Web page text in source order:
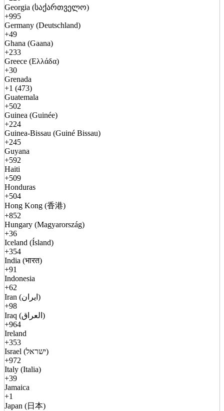
Georgia (საქართველო)
+995
Germany (Deutschland)
+49
Ghana (Gaana)
+233
Greece (Ελλάδα)
+30
Grenada
+1 (473)
Guatemala
+502
Guinea (Guinée)
+224
Guinea-Bissau (Guiné Bissau)
+245
Guyana
+592
Haiti
+509
Honduras
+504
Hong Kong (香港)
+852
Hungary (Magyarország)
+36
Iceland (Ísland)
+354
India (भारत)
+91
Indonesia
+62
Iran (ایران)
+98
Iraq (العراق)
+964
Ireland
+353
Israel (ישראל)
+972
Italy (Italia)
+39
Jamaica
+1
Japan (日本)